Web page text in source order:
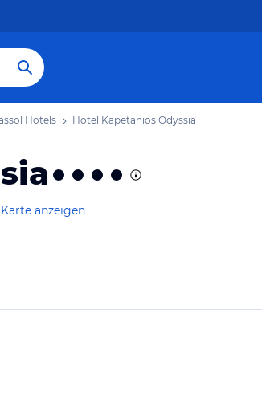
Hotels Hotel Kapetanios Odyssia
anzeigen